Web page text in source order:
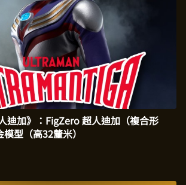
迪加》：FigZero 超人迪加（複合形
型（高32釐米）